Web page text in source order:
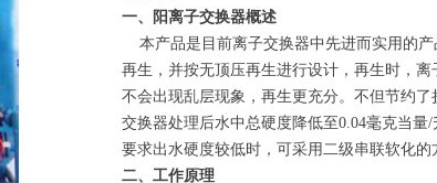
一、阳离子交换器概述
本产品是目前离子交换器中先进而实用的
再生，并按无顶压再生进行设计，再生时，
不会出现乱层现象，再生更充分。不但节约
交换器处理后水中总硬度降低至0.04毫克当
要求出水硬度较低时，可采用二级串联软化的
二、工作原理